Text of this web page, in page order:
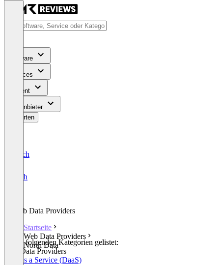
Software
Services
Content
Für Anbieter
Bewerten
Deutsch
English
Web Data Providers
Startseite
Web Data Providers
North Data
In den folgenden Kategorien gelistet:
Web Data Providers
Data as a Service (DaaS)